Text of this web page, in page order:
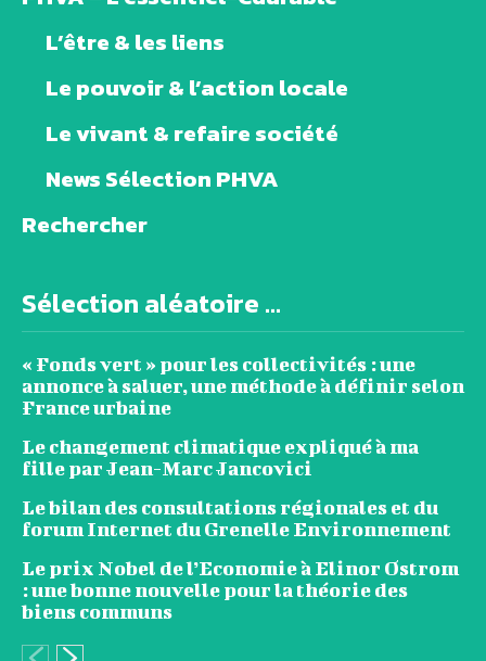
L’être & les liens
Le pouvoir & l’action locale
Le vivant & refaire société
News Sélection PHVA
Rechercher
Sélection aléatoire ...
« Fonds vert » pour les collectivités : une
annonce à saluer, une méthode à définir selon
France urbaine
Le changement climatique expliqué à ma
fille par Jean-Marc Jancovici
Le bilan des consultations régionales et du
forum Internet du Grenelle Environnement
Le prix Nobel de l’Economie à Elinor Ostrom
: une bonne nouvelle pour la théorie des
biens communs